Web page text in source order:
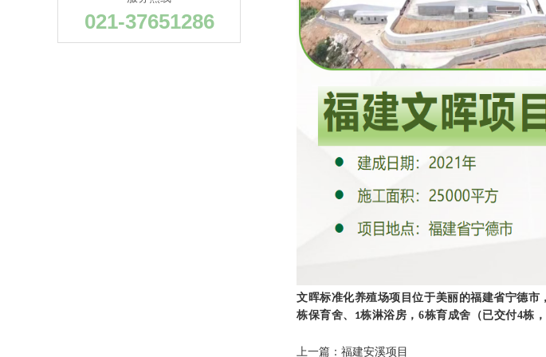
021-37651286
文晖标准化养殖场项目位于美丽的福建省宁德市
栋保育舍、 1栋淋浴房，6栋育成舍（已交付4栋
上一篇： 福建安溪项目